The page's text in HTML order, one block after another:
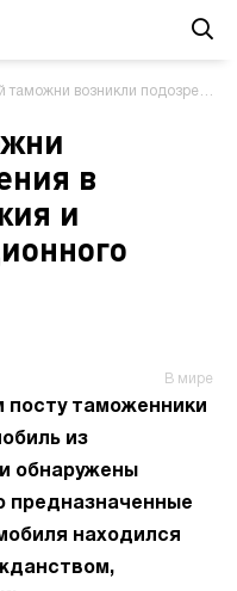
подозрения в контрабанде оружия и нарушении санкционного режима
в
и
В мире
таможенники
из
обнаружены
предназначенные
находился